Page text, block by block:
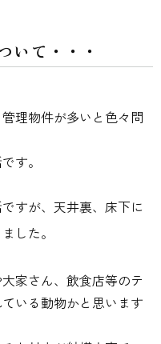
いて・・・
理物件が多いと色々問
す。
すが、天井裏、床下に
した。
家さん、飲食店等のテ
いる動物かと思います